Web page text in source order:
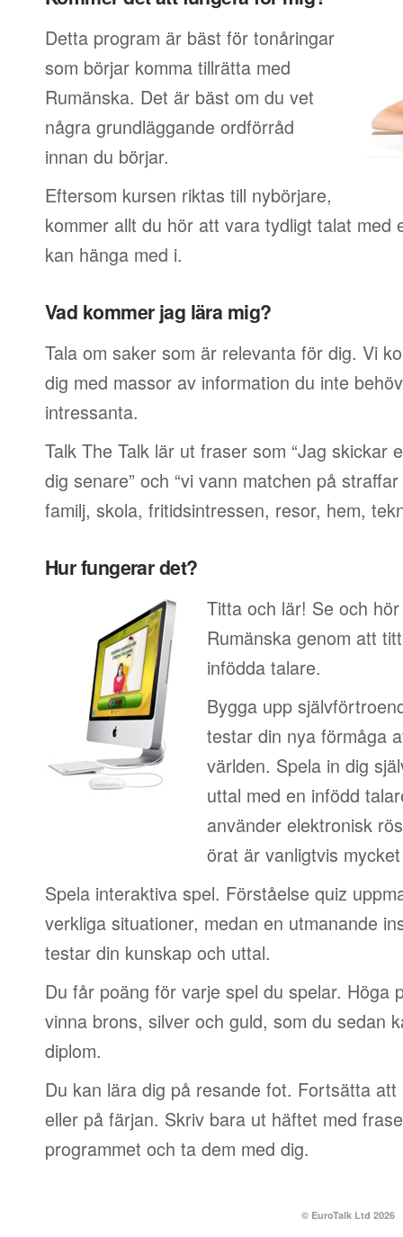
Detta program är bäst för tonåringar
som börjar komma tillrätta med
Rumänska. Det är bäst om du vet
några grundläggande ordförråd
innan du börjar.
Eftersom kursen riktas till nybörjare,
kommer allt du hör att vara tydligt talat med
kan hänga med i.
Vad kommer jag lära mig?
Tala om saker som är relevanta för dig. Vi
dig med massor av information du inte
intressanta.
Talk The Talk lär ut fraser som “Jag skickar
dig senare” och “vi vann matchen på
familj, skola, fritidsintressen, resor, hem,
Hur fungerar det?
Titta och lär! Se och
Rumänska genom att
infödda talare.
Bygga upp
testar din nya förmåga
världen. Spela in dig
uttal med en infödd
använder elektronisk
örat är vanligtvis
Spela interaktiva spel. Förståelse quiz
verkliga situationer, medan en utmanande
testar din kunskap och uttal.
Du får poäng för varje spel du spelar. Höga
vinna brons, silver och guld, som du sedan
diplom.
Du kan lära dig på resande fot. Fortsätta
eller på färjan. Skriv bara ut häftet med
programmet och ta dem med dig.
© EuroTalk Ltd 2026